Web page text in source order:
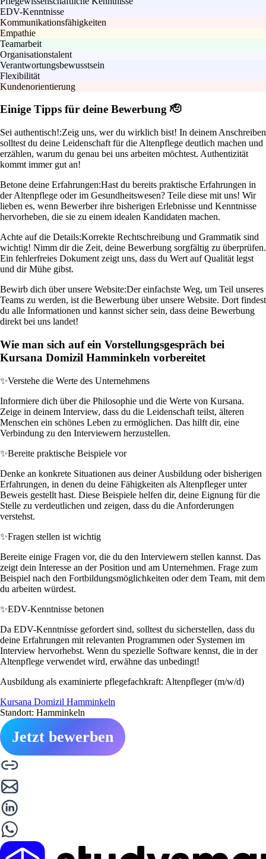
EDV-Kenntnisse
Kommunikationsfähigkeiten
Empathie
Teamarbeit
Organisationstalent
Verantwortungsbewusstsein
Flexibilität
Kundenorientierung
Einige Tipps für deine Bewerbung 🫡
Sei authentisch!:Zeig uns, wer du wirklich bist! In deinem Anschreiben
solltest du deine Leidenschaft für die Altenpflege deutlich machen und
erzählen, warum du genau bei uns arbeiten möchtest. Authentizität
kommt immer gut an!
Betone deine Erfahrungen:Hast du bereits praktische Erfahrungen in
der Altenpflege oder im Gesundheitswesen? Teile diese mit uns! Wir
lieben es, wenn Bewerber ihre bisherigen Erlebnisse und Kenntnisse
hervorheben, die sie zu einem idealen Kandidaten machen.
Achte auf die Details:Korrekte Rechtschreibung und Grammatik sind
wichtig! Nimm dir die Zeit, deine Bewerbung sorgfältig zu überprüfen.
Ein fehlerfreies Dokument zeigt uns, dass du Wert auf Qualität legst
und dir Mühe gibst.
Bewirb dich über unsere Website:Der einfachste Weg, um Teil unseres
Teams zu werden, ist die Bewerbung über unsere Website. Dort findest
du alle Informationen und kannst sicher sein, dass deine Bewerbung
direkt bei uns landet!
Wie man sich auf ein Vorstellungsgespräch bei
Kursana Domizil Hamminkeln vorbereitet
✨Verstehe die Werte des Unternehmens
Informiere dich über die Philosophie und die Werte von Kursana.
Zeige in deinem Interview, dass du die Leidenschaft teilst, älteren
Menschen ein schönes Leben zu ermöglichen. Das hilft dir, eine
Verbindung zu den Interviewern herzustellen.
✨Bereite praktische Beispiele vor
Denke an konkrete Situationen aus deiner Ausbildung oder bisherigen
Erfahrungen, in denen du deine Fähigkeiten als Altenpfleger unter
Beweis gestellt hast. Diese Beispiele helfen dir, deine Eignung für die
Stelle zu verdeutlichen und zeigen, dass du die Anforderungen
verstehst.
✨Fragen stellen ist wichtig
Bereite einige Fragen vor, die du den Interviewern stellen kannst. Das
zeigt dein Interesse an der Position und am Unternehmen. Frage zum
Beispiel nach den Fortbildungsmöglichkeiten oder dem Team, mit dem
du arbeiten würdest.
✨EDV-Kenntnisse betonen
Da EDV-Kenntnisse gefordert sind, solltest du sicherstellen, dass du
deine Erfahrungen mit relevanten Programmen oder Systemen im
Interview hervorhebst. Wenn du spezielle Software kennst, die in der
Altenpflege verwendet wird, erwähne das unbedingt!
Ausbildung als examinierte pflegefachkraft: Altenpfleger (m/w/d)
Kursana Domizil Hamminkeln
Standort: Hamminkeln
Jetzt bewerben